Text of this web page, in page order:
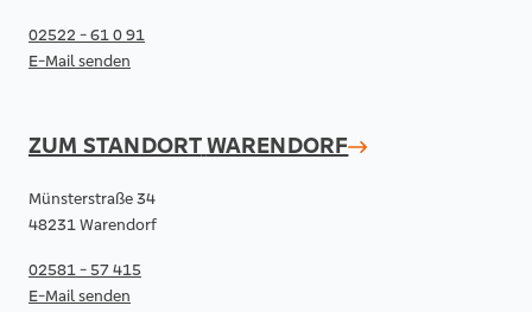
02522 - 61 0 91
E-Mail senden
ZUM STANDORTWARENDORF
Münsterstraße 34
48231 Warendorf
02581 - 57 415
E-Mail senden